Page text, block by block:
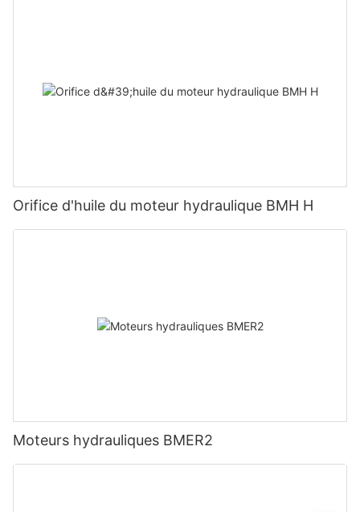
Orifice d'huile du moteur hydraulique BMH H
Moteurs hydrauliques BMER2